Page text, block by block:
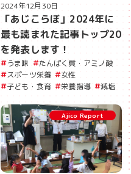
2024年12月30日
「あじこらぼ」2024年に
最も読まれた記事トップ20
を発表します！
うま味
たんぱく質・アミノ酸
スポーツ栄養
女性
子ども・食育
栄養指導 減塩
Ajico Report